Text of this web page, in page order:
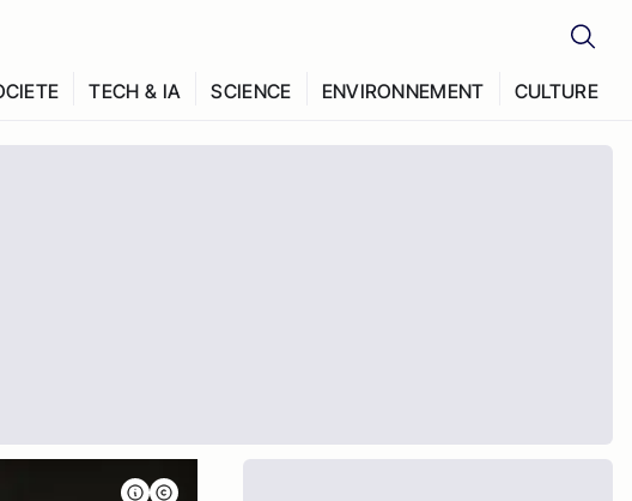
TECH & IA SCIENCE ENVIRONNEMENT CULTURE